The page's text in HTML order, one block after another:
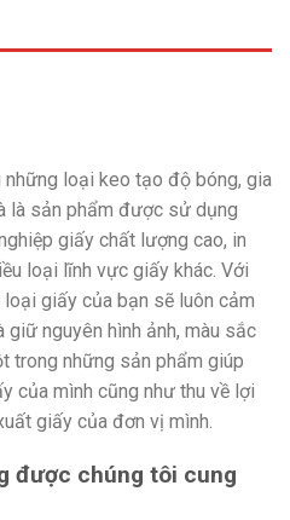
những loại keo tạo độ bóng, gia
là sản phẩm được sử dụng
giấy chất lượng cao, in
loại lĩnh vực giấy khác. Với
giấy của bạn sẽ luôn cảm
nguyên hình ảnh, màu sắc
trong những sản phẩm giúp
của mình cũng như thu về lợi
giấy của đơn vị mình.
được chúng tôi cung